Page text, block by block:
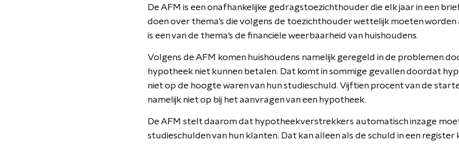
De AFM is een onafhankelijke gedragstoezichthouder die elk jaar in een
doen over thema's die volgens de toezichthouder wettelijk moeten worden
is een van de thema's de financiële weerbaarheid van huishoudens.
Volgens de AFM komen huishoudens namelijk geregeld in de problemen
hypotheek niet kunnen betalen. Dat komt in sommige gevallen doordat
niet op de hoogte waren van hun studieschuld. Vijftien procent van de
namelijk niet op bij het aanvragen van een hypotheek.
De AFM stelt daarom dat hypotheekverstrekkers automatisch inzage
studieschulden van hun klanten. Dat kan alleen als de schuld in een register